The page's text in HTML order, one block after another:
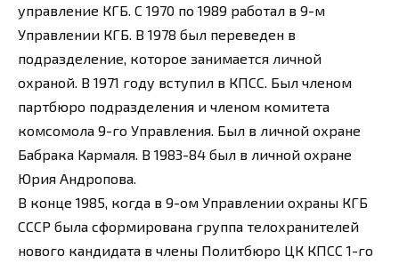
управление КГБ. С 1970 по 1989 работал в 9-м
Управлении КГБ. В 1978 был переведен в
подразделение, которое занимается личной
охраной. В 1971 году вступил в КПСС. Был членом
партбюро подразделения и членом комитета
комсомола 9-го Управления. Был в личной охране
Бабрака Кармаля. В 1983-84 был в личной охране
Юрия Андропова.
В конце 1985, когда в 9-ом Управлении охраны КГБ
СССР была сформирована группа телохранителей
нового кандидата в члены Политбюро ЦК КПСС 1-го